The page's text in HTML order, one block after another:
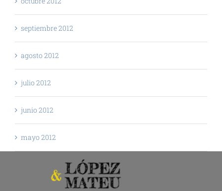
septiembre 2012
agosto 2012
julio 2012
junio 2012
mayo 2012